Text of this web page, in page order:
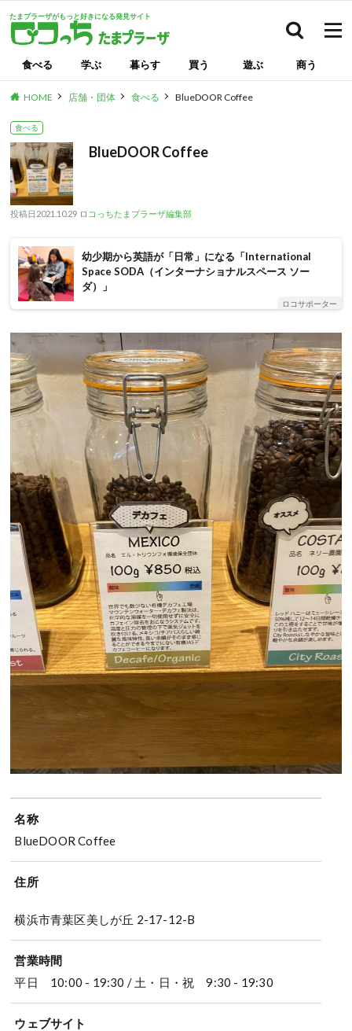
たまプラーザがもっと好きになる発見サイト
食べる 学ぶ 暮らす 買う 遊ぶ 商う
HOME 店舗・団体 食べる BlueDOOR Coffee
食べる
BlueDOOR Coffee
投稿日 2021.10.29 ロコっちたまプラーザ編集部
幼少期から英語が「日常」になる「International
Space SODA（インターナショナルスペース ソー
ダ）」
ロコサポーター
名称
BlueDOOR Coffee
住所
横浜市青葉区美しが丘 2-17-12-B
営業時間
平日 10:00 - 19:30 / 土・日・祝 9:30 - 19:30
ウェブサイト